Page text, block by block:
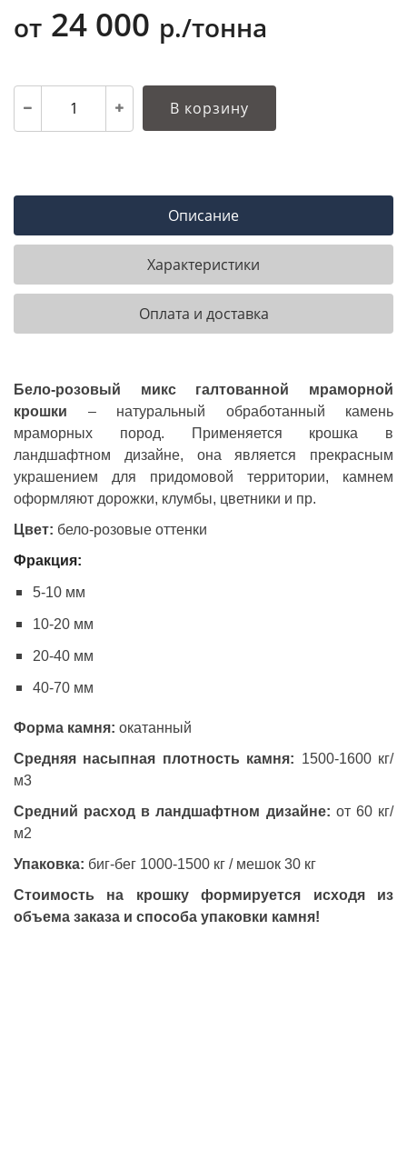
от 24 000 р./тонна
В корзину
Описание
Характеристики
Оплата и доставка
Бело-розовый микс галтованной мраморной
крошки – натуральный обработанный камень
мраморных пород. Применяется крошка в
ландшафтном дизайне, она является прекрасным
украшением для придомовой территории, камнем
оформляют дорожки, клумбы, цветники и пр.
Цвет: бело-розовые оттенки
Фракция:
5-10 мм
10-20 мм
20-40 мм
40-70 мм
Форма камня: окатанный
Средняя насыпная плотность камня: 1500-1600 кг/
м3
Средний расход в ландшафтном дизайне: от 60 кг/
м2
Упаковка: биг-бег 1000-1500 кг / мешок 30 кг
Стоимость на крошку формируется исходя из
объема заказа и способа упаковки камня!